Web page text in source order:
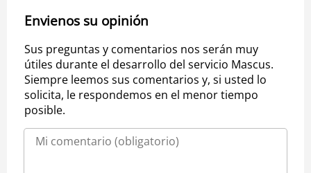
Envienos su opinión
Sus preguntas y comentarios nos serán muy
útiles durante el desarrollo del servicio Mascus.
Siempre leemos sus comentarios y, si usted lo
solicita, le respondemos en el menor tiempo
posible.